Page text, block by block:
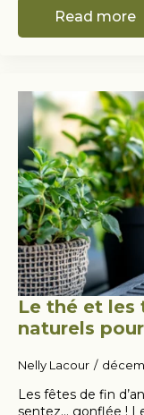
Read more
Le thé et les
naturels
Nelly Lacour
Les fêtes de fin
sentez… gonflée !